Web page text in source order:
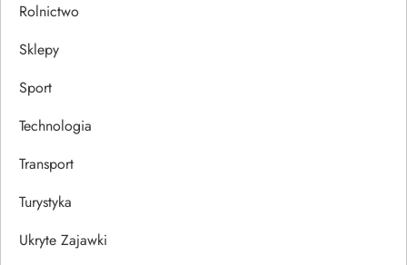
Rolnictwo
Sklepy
Sport
Technologia
Transport
Turystyka
Ukryte Zajawki